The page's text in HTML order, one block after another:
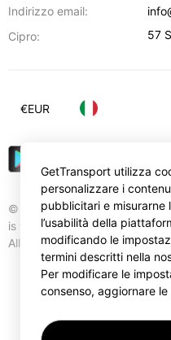
Indirizzo email:
Cipro:
57
© Gettransport International
is trademark of Gettransport
All rights reserved.
€EUR
GetTransport utilizza
personalizzare i
pubblicitari e misurarne
l’usabilità della
modificando le
termini descritti nella
Per modificare le
consenso, aggiornare